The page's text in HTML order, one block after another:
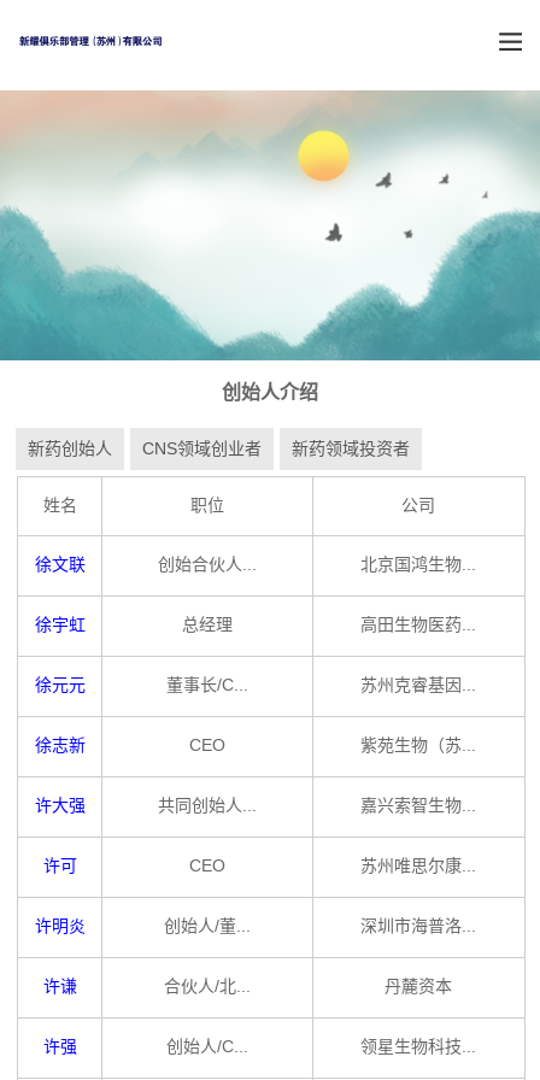
创始人介绍
新药创始人 CNS领域创业者 新药领域投资者
姓名 职位 公司
徐文联 创始合伙人... 北京国鸿生物...
徐宇虹 总经理 高田生物医药...
徐元元 董事长/C... 苏州克睿基因...
徐志新 CEO 紫苑生物（苏...
许大强 共同创始人... 嘉兴索智生物...
许可 CEO 苏州唯思尔康...
许明炎 创始人/董... 深圳市海普洛...
许谦 合伙人/北... 丹麓资本
许强 创始人/C... 领星生物科技...